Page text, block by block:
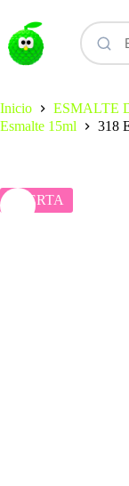
contenido
Inicio
ESMALTE
Esmalte 15ml
318
OFERTA